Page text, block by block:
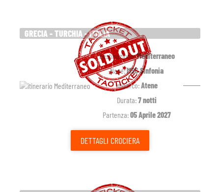
GRECIA - TURCHIA - ITALIA
Destinazione:Mediterraneo
Nave:MSC Sinfonia
Imbarco:Atene
Durata:7 notti
Partenza:05 Aprile 2027
DETTAGLI CROCIERA